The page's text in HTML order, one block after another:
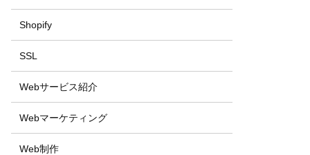
Shopify
SSL
Webサービス紹介
Webマーケティング
Web制作